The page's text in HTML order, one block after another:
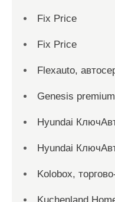
Fix Price
Fix Price
Flexauto,
Genesis
Hyundai
Hyundai
Kolobox,
Kuchenland